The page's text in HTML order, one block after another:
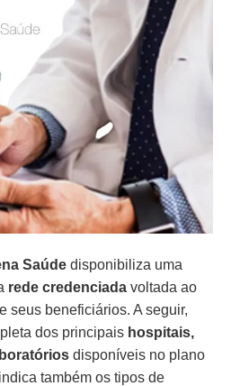
Saúde disponibiliza uma
rede credenciada voltada ao
seus beneficiários. A seguir,
dos principais hospitais,
disponíveis no plano
também os tipos de